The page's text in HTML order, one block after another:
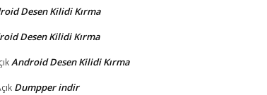
Desen Kilidi Kırma
Desen Kilidi Kırma
Android Desen Kilidi Kırma
Dumpper indir